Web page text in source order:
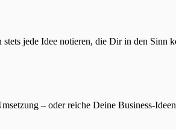
jede Idee notieren, die Dir in den
– oder reiche Deine Business-